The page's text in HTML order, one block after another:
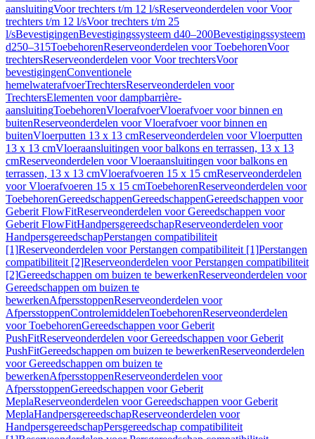
aansluitingVoor trechters t/m 12 l/sReserveonderdelen voor Voor
trechters t/m 12 l/sVoor trechters t/m 25
l/sBevestigingenBevestigingssysteem d40–200Bevestigingssysteem
d250–315ToebehorenReserveonderdelen voor ToebehorenVoor
trechtersReserveonderdelen voor Voor trechtersVoor
bevestigingenConventionele
hemelwaterafvoerTrechtersReserveonderdelen voor
TrechtersElementen voor dampbarrière-
aansluitingToebehorenVloerafvoerVloerafvoer voor binnen en
buitenReserveonderdelen voor Vloerafvoer voor binnen en
buitenVloerputten 13 x 13 cmReserveonderdelen voor Vloerputten
13 x 13 cmVloeraansluitingen voor balkons en terrassen, 13 x 13
cmReserveonderdelen voor Vloeraansluitingen voor balkons en
terrassen, 13 x 13 cmVloerafvoeren 15 x 15 cmReserveonderdelen
voor Vloerafvoeren 15 x 15 cmToebehorenReserveonderdelen voor
ToebehorenGereedschappenGereedschappenGereedschappen voor
Geberit FlowFitReserveonderdelen voor Gereedschappen voor
Geberit FlowFitHandpersgereedschapReserveonderdelen voor
HandpersgereedschapPerstangen compatibiliteit
[1]Reserveonderdelen voor Perstangen compatibiliteit [1]Perstangen
compatibiliteit [2]Reserveonderdelen voor Perstangen compatibiliteit
[2]Gereedschappen om buizen te bewerkenReserveonderdelen voor
Gereedschappen om buizen te
bewerkenAfpersstoppenReserveonderdelen voor
AfpersstoppenControlemiddelenToebehorenReserveonderdelen
voor ToebehorenGereedschappen voor Geberit
PushFitReserveonderdelen voor Gereedschappen voor Geberit
PushFitGereedschappen om buizen te bewerkenReserveonderdelen
voor Gereedschappen om buizen te
bewerkenAfpersstoppenReserveonderdelen voor
AfpersstoppenGereedschappen voor Geberit
MeplaReserveonderdelen voor Gereedschappen voor Geberit
MeplaHandpersgereedschapReserveonderdelen voor
HandpersgereedschapPersgereedschap compatibiliteit